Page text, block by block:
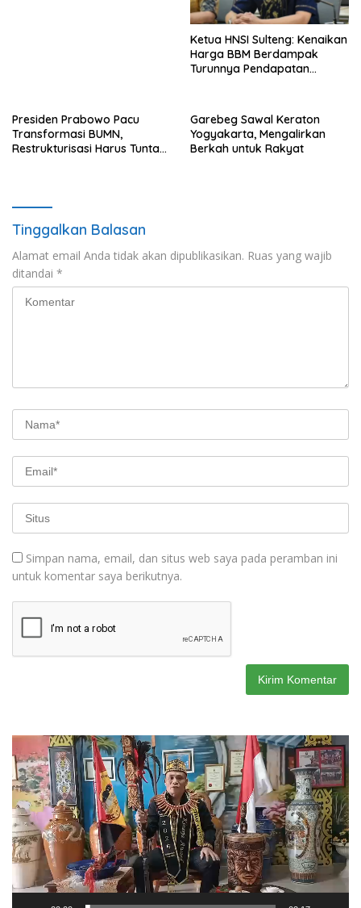
Ketua HNSI Sulteng: Kenaikan
Harga BBM Berdampak
Turunnya Pendapatan
Presiden Prabowo Pacu
Transformasi BUMN,
Restrukturisasi Harus Tuntas
Garebeg Sawal Keraton
Yogyakarta, Mengalirkan
Berkah untuk Rakyat
Tinggalkan Balasan
Alamat email Anda tidak akan dipublikasikan. Ruas yang wajib
ditandai *
Simpan nama, email, dan situs web saya pada peramban ini
untuk komentar saya berikutnya.
Pemutar
Video